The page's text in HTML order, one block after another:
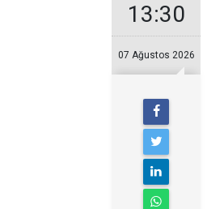
13:30
07 Ağustos 2026